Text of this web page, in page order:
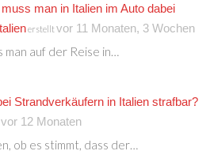
man in Italien im Auto dabei
erstellt vor 11 Monaten, 3 Wochen
auf der Reise in…
Strandverkäufern in Italien strafbar?
vor 12 Monaten
ob es stimmt, dass der…